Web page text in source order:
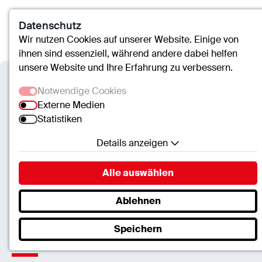
Kontakt Suche Menü
Gelderland-Klinik Geldern
Datenschutz
Wir nutzen Cookies auf unserer Website. Einige von
ihnen sind essenziell, während andere dabei helfen
unsere Website und Ihre Erfahrung zu verbessern.
Notwendige Cookies
Externe Medien
Statistiken
Details anzeigen
Notwendige Cookies
Essenzielle Cookies ermöglichen grundlegende
Funktionen und sind für die einwandfreie Funktion
der Website erforderlich.
SC.Cookie
Name:mscookie
Alle auswählen
Ablehnen
Speichern